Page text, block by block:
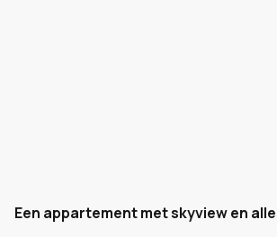
Een appartement met skyview en